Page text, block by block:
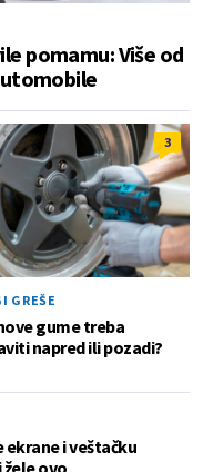
pomamu: Više od
3
GREŠE
gume treba
napred ili pozadi?
i veštačku
ovo